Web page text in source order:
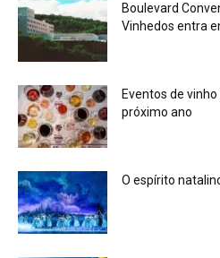
Boulevard
Vinhedos entra
Eventos de
próximo ano
O espírito